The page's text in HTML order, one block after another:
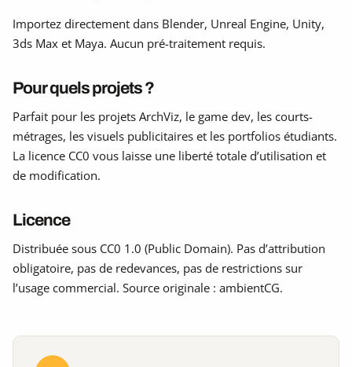
Importez directement dans Blender, Unreal Engine, Unity,
3ds Max et Maya. Aucun pré-traitement requis.
Pour quels projets ?
Parfait pour les projets ArchViz, le game dev, les courts-
métrages, les visuels publicitaires et les portfolios étudiants.
La licence CC0 vous laisse une liberté totale d’utilisation et
de modification.
Licence
Distribuée sous CC0 1.0 (Public Domain). Pas d’attribution
obligatoire, pas de redevances, pas de restrictions sur
l’usage commercial. Source originale : ambientCG.